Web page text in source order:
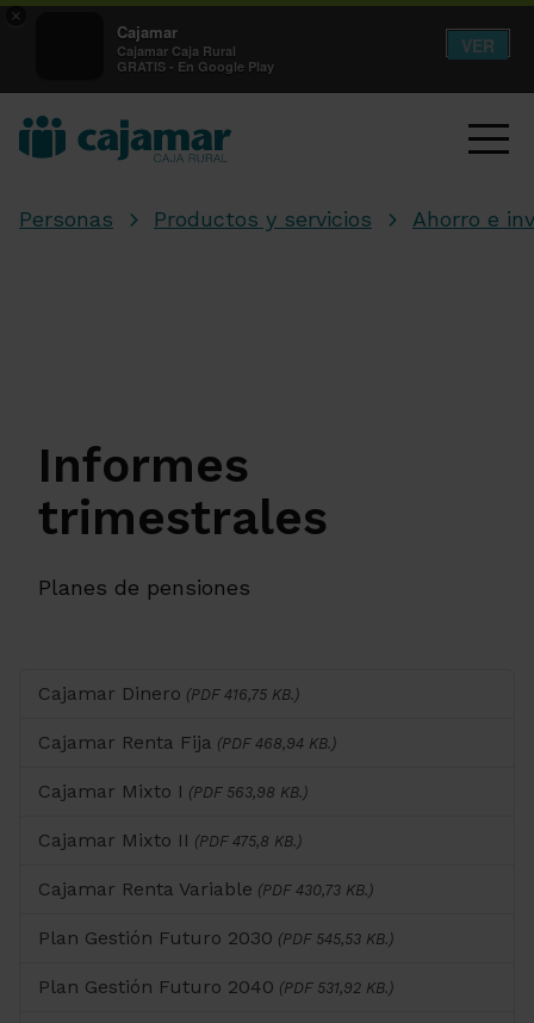
×
Cajamar
Cajamar Caja Rural
GRATIS - En Google Play
VER
Personas Productos y servicios Ahorro e
Informes
trimestrales
Planes de pensiones
Cajamar Dinero (PDF 416,75 KB.)
Cajamar Renta Fija (PDF 468,94 KB.)
Cajamar Mixto I (PDF 563,98 KB.)
Cajamar Mixto II (PDF 475,8 KB.)
Cajamar Renta Variable (PDF 430,73 KB.)
Plan Gestión Futuro 2030 (PDF 545,53 KB.)
Plan Gestión Futuro 2040 (PDF 531,92 KB.)